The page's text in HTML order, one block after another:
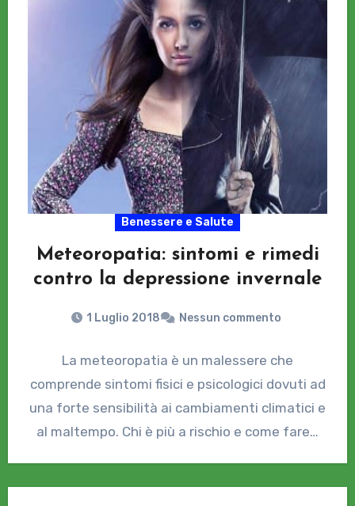
Benessere e Salute
Meteoropatia: sintomi e rimedi
contro la depressione invernale
1 Luglio 2018 Nessun commento
La meteoropatia è un malessere che
comprende sintomi fisici e psicologici dovuti ad
una forte sensibilità ai cambiamenti climatici e
al maltempo. Chi è più a rischio e come fare…